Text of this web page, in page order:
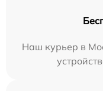
Наш курьер в